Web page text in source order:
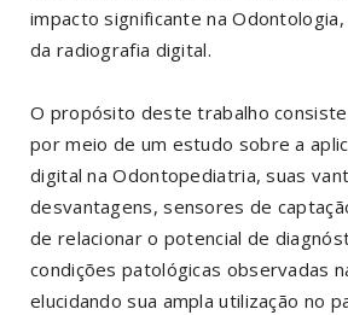
impacto significante na
da radiografia digital.
O propósito deste trabalho
por meio de um estudo sobre a
digital na Odontopediatria, suas
desvantagens, sensores de
de relacionar o potencial de
condições patológicas observadas
elucidando sua ampla utilização no